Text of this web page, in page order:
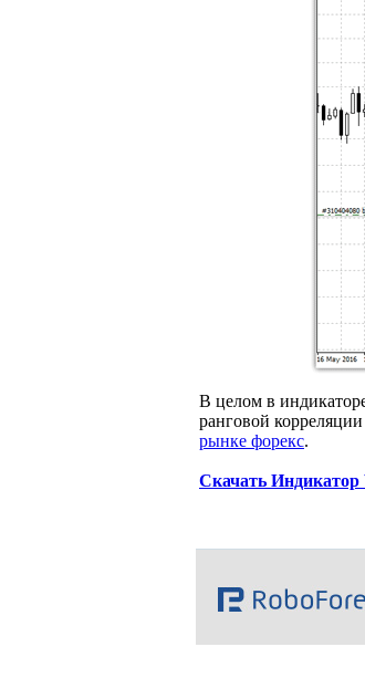
В целом в
ранговой
рынке форекс.
Скачать